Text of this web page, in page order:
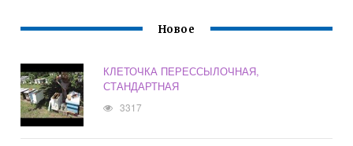
Новое
КЛЕТОЧКА ПЕРЕССЫЛОЧНАЯ,
СТАНДАРТНАЯ
3317